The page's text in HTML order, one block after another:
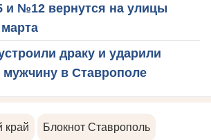
№12 вернутся на улицы
драку и ударили
мужчину в Ставрополе
край Блокнот Ставрополь